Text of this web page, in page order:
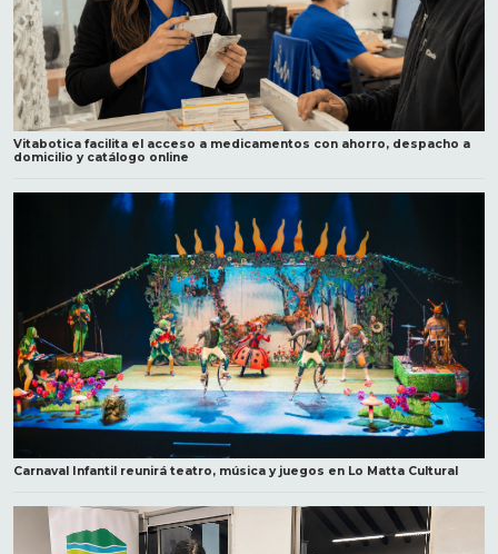
Vitabotica facilita el acceso a medicamentos con ahorro, despacho a
domicilio y catálogo online
Carnaval Infantil reunirá teatro, música y juegos en Lo Matta Cultural